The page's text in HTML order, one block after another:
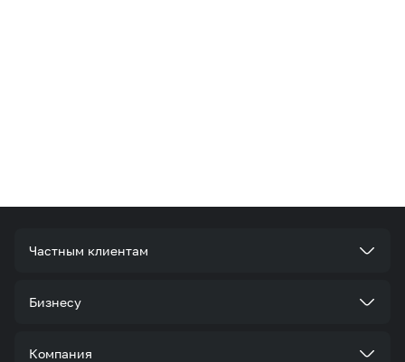
Частным клиентам
Тарифы
Бизнесу
Стать корпоративным клиентом
Компания